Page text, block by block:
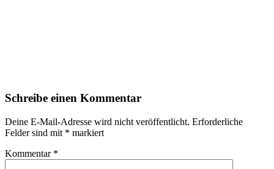
Schreibe einen Kommentar
Deine E-Mail-Adresse wird nicht veröffentlicht. Erforderliche
Felder sind mit * markiert
Kommentar *